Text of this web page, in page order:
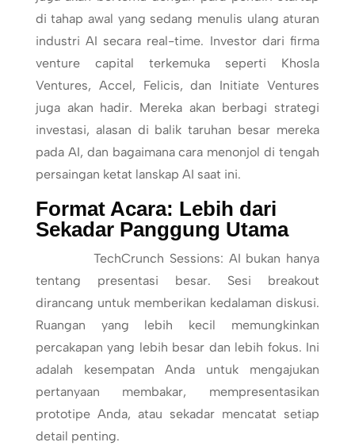
di tahap awal yang sedang menulis ulang aturan
industri AI secara real-time. Investor dari firma
venture capital terkemuka seperti Khosla
Ventures, Accel, Felicis, dan Initiate Ventures
juga akan hadir. Mereka akan berbagi strategi
investasi, alasan di balik taruhan besar mereka
pada AI, dan bagaimana cara menonjol di tengah
persaingan ketat lanskap AI saat ini.
Format Acara: Lebih dari
Sekadar Panggung Utama
TechCrunch Sessions: AI bukan hanya
tentang presentasi besar. Sesi breakout
dirancang untuk memberikan kedalaman diskusi.
Ruangan yang lebih kecil memungkinkan
percakapan yang lebih besar dan lebih fokus. Ini
adalah kesempatan Anda untuk mengajukan
pertanyaan membakar, mempresentasikan
prototipe Anda, atau sekadar mencatat setiap
detail penting.